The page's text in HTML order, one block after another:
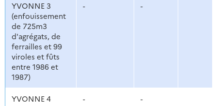
YVONNE 3
(enfouissement
de 725m3
d'agrégats, de
ferrailles et 99
viroles et fûts
entre 1986 et
1987)
- -
YVONNE 4
- -